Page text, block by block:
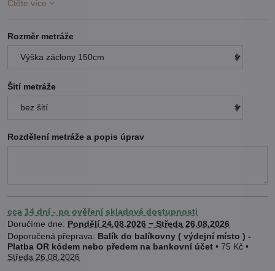
Čtěte více
Rozměr metráže
Šití metráže
Rozdělení metráže a popis úprav
cca 14 dní - po ověření skladové dostupnosti
Doručíme dne: Pondělí 24.08.2026 − Středa 26.08.2026
Balík do balíkovny ( výdejní místo ) -
Platba OR kódem nebo předem na bankovní účet • 75 Kč •
Středa 26.08.2026